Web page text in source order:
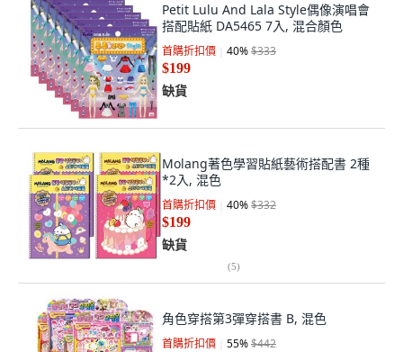
Petit Lulu And Lala Style偶像演唱會
搭配貼紙 DA5465 7入, 混合顏色
首購折扣價 40%$333
$199
缺貨
Molang著色學習貼紙藝術搭配書 2種
*2入, 混色
首購折扣價 40%$332
$199
缺貨
(5)
角色穿搭第3彈穿搭書 B, 混色
首購折扣價 55%$442